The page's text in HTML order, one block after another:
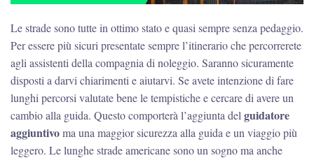
Le strade sono tutte in ottimo stato e quasi sempre senza pedaggio.
Per essere più sicuri presentate sempre l’itinerario che percorrerete
agli assistenti della compagnia di noleggio. Saranno sicuramente
disposti a darvi chiarimenti e aiutarvi. Se avete intenzione di fare
lunghi percorsi valutate bene le tempistiche e cercare di avere un
cambio alla guida. Questo comporterà l’aggiunta del guidatore
aggiuntivoma una maggior sicurezza alla guida e un viaggio più
leggero. Le lunghe strade americane sono un sogno ma anche